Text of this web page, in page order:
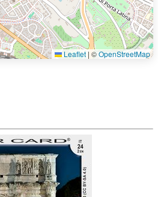
Leaflet| ©OpenStreetMap